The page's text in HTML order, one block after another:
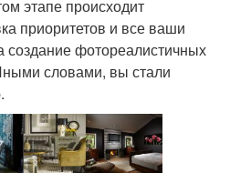
этапе происходит
приоритетов и все ваши
фотореалистичных
словами, вы стали